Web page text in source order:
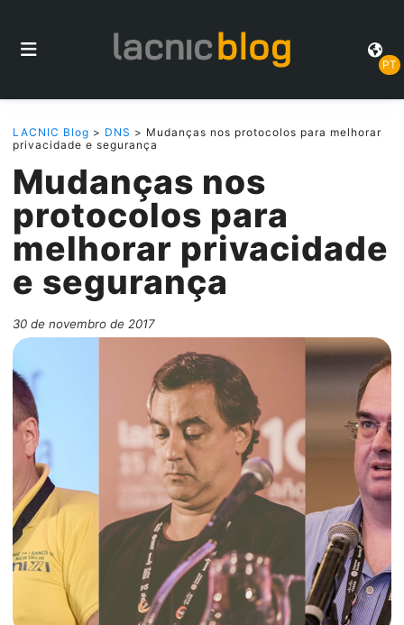
PT
LACNIC Blog > DNS > Mudanças nos protocolos para melhorar
privacidade e segurança
Mudanças nos
protocolos para
melhorar privacidade
e segurança
30 de novembro de 2017